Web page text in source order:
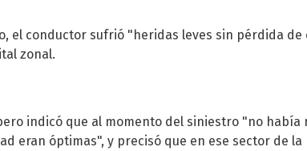
el conductor sufrió "heridas leves sin pérdida
zonal.
indicó que al momento del siniestro "no había
eran óptimas", y precisó que en ese sector de la